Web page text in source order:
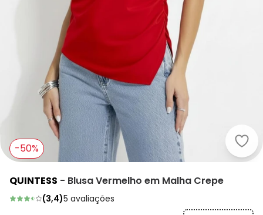
-50%
QUINTESS - Blusa Vermelho em Malha Crepe
(3,4)5 avaliações